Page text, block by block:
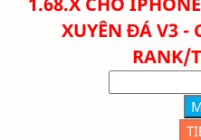
XUYÊN ĐÁ V3 -
RANK/